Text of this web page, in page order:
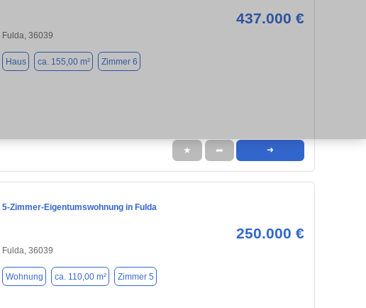
437.000 €
Fulda, 36039
Haus ca. 155,00 m² Zimmer 6
★ ➦ ➜
5-Zimmer-Eigentumswohnung in Fulda
250.000 €
Fulda, 36039
Wohnung ca. 110,00 m² Zimmer 5